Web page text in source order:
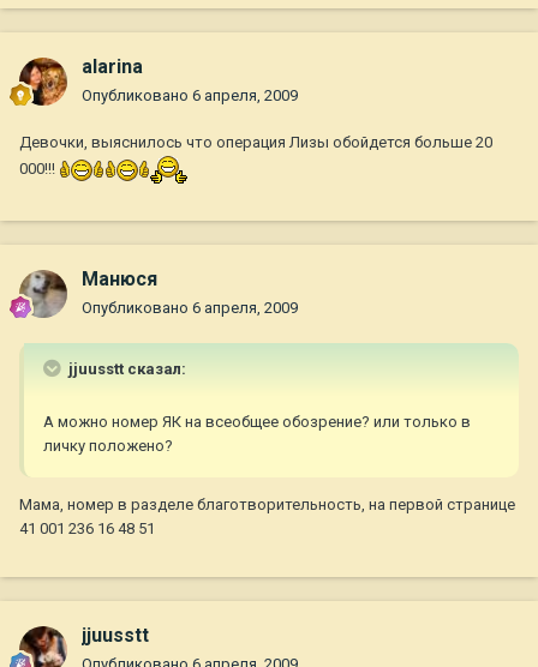
alarina
Опубликовано 6 апреля, 2009
Девочки, выяснилось что операция Лизы обойдется больше 20
000!!!
Манюся
Опубликовано 6 апреля, 2009
jjuusstt сказал:
А можно номер ЯК на всеобщее обозрение? или только в
личку положено?
Мама, номер в разделе благотворительность, на первой странице
41 001 236 16 48 51
jjuusstt